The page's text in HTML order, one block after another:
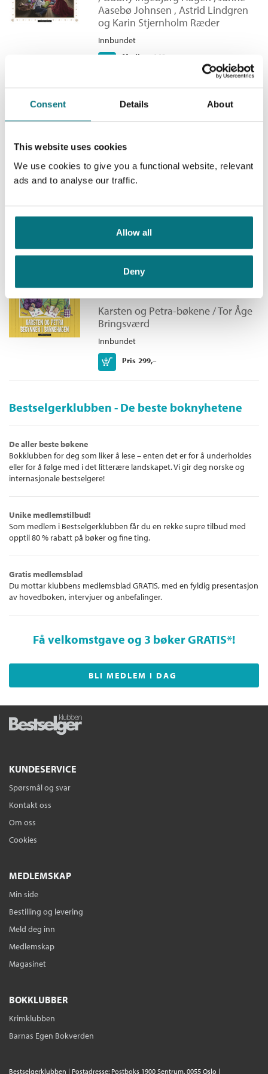
Consent Details About
This website uses cookies
We use cookies to give you a functional website, relevant
ads and to analyse our traffic.
Allow all
Deny
Aasebø Johnsen ,Astrid Lindgren
og Karin Stjernholm Ræder
Innbundet
Medlem
149,–
Karsten og Petra-bøkene /
Bringsværd
Innbundet
Kjøp
Karsten og Petra begynner i
barnehagen
Karsten og Petra-bøkene /Tor Åge
Bringsværd
Innbundet
Pris 299,–
Kjøp
Bestselgerklubben - De beste boknyhetene
De aller beste bøkene
Bokklubben for deg som liker å lese – enten det er for å underholdes
eller for å følge med i det litterære landskapet. Vi gir deg norske og
internasjonale bestselgere!
Unike medlemstilbud!
Som medlem i Bestselgerklubben får du en rekke supre tilbud med
opptil 80 % rabatt på bøker og fine ting.
Gratis medlemsblad
Du mottar klubbens medlemsblad GRATIS, med en fyldig presentasjon
av hovedboken, intervjuer og anbefalinger.
Få velkomstgave og 3 bøker GRATIS*!
BLI MEDLEM I DAG
KUNDESERVICE
Spørsmål og svar
Kontakt oss
Om oss
Cookies
MEDLEMSKAP
Min side
Bestilling og levering
Meld deg inn
Medlemskap
Magasinet
BOKKLUBBER
Krimklubben
Barnas Egen Bokverden
Bestselgerklubben | Postadresse: Postboks 1900 Sentrum, 0055 Oslo |